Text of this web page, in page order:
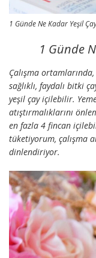
1 Günde Ne Kadar Yeşil
1 Günde
Çalışma
sağlıklı, faydalı bitki
yeşil çay içilebilir.
atıştırmalıklarını
en fazla 4 fincan
tüketiyorum, çalışma
dinlendiriyor.